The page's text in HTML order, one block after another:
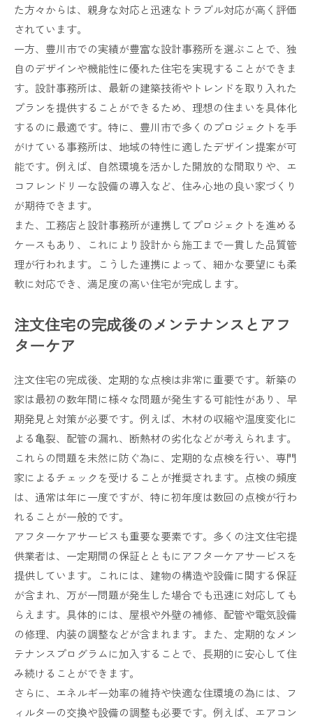
た方々からは、親身な対応と迅速なトラブル対応が高く評価
されています。
一方、豊川市での実績が豊富な設計事務所を選ぶことで、独
自のデザインや機能性に優れた住宅を実現することができま
す。設計事務所は、最新の建築技術やトレンドを取り入れた
プランを提供することができるため、理想の住まいを具体化
するのに最適です。特に、豊川市で多くのプロジェクトを手
がけている事務所は、地域の特性に適したデザイン提案が可
能です。例えば、自然環境を活かした開放的な間取りや、エ
コフレンドリーな設備の導入など、住み心地の良い家づくり
が期待できます。
また、工務店と設計事務所が連携してプロジェクトを進める
ケースもあり、これにより設計から施工まで一貫した品質管
理が行われます。こうした連携によって、細かな要望にも柔
軟に対応でき、満足度の高い住宅が完成します。
注文住宅の完成後のメンテナンスとアフ
ターケア
注文住宅の完成後、定期的な点検は非常に重要です。新築の
家は最初の数年間に様々な問題が発生する可能性があり、早
期発見と対策が必要です。例えば、木材の収縮や温度変化に
よる亀裂、配管の漏れ、断熱材の劣化などが考えられます。
これらの問題を未然に防ぐ為に、定期的な点検を行い、専門
家によるチェックを受けることが推奨されます。点検の頻度
は、通常は年に一度ですが、特に初年度は数回の点検が行わ
れることが一般的です。
アフターケアサービスも重要な要素です。多くの注文住宅提
供業者は、一定期間の保証とともにアフターケアサービスを
提供しています。これには、建物の構造や設備に関する保証
が含まれ、万が一問題が発生した場合でも迅速に対応しても
らえます。具体的には、屋根や外壁の補修、配管や電気設備
の修理、内装の調整などが含まれます。また、定期的なメン
テナンスプログラムに加入することで、長期的に安心して住
み続けることができます。
さらに、エネルギー効率の維持や快適な住環境の為には、フ
ィルターの交換や設備の調整も必要です。例えば、エアコン